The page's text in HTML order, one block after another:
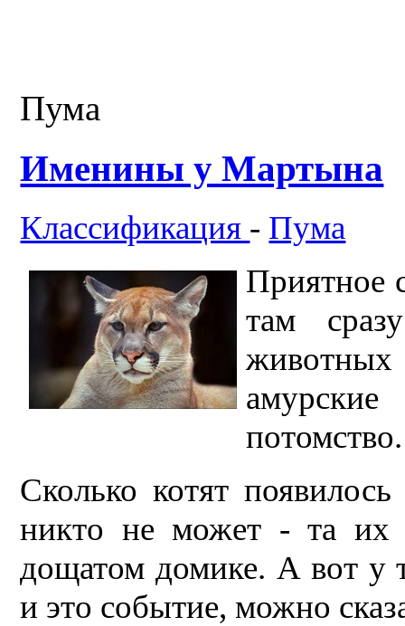
Пума
Именины у Мартына
Классификация - Пума
Приятное
там
потомство.
Сколько котят
никто не может - та их
дощатом домике. А вот у
и это событие, можно